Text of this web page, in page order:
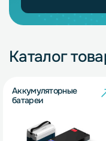
Каталог
Аккумуляторные
батареи